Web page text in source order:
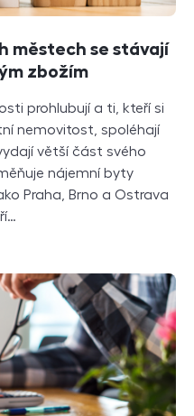
městech se stávají
zbožím
prohlubují a ti, kteří si
nemovitost, spoléhají
větší část svého
nájemní byty
Praha, Brno a Ostrava